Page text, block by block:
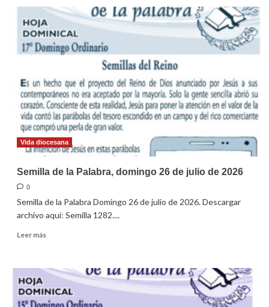
Semilla
la
Palabra,
domingo
Agosto
de
2026
Vida diocesana
Semilla de la Palabra, domingo 26 de julio de 2026
0
Semilla de la Palabra Domingo 26 de julio de 2026. Descargar
archivo aquí: Semilla 1282....
Leer másLeer
Semilla
la
Palabra,